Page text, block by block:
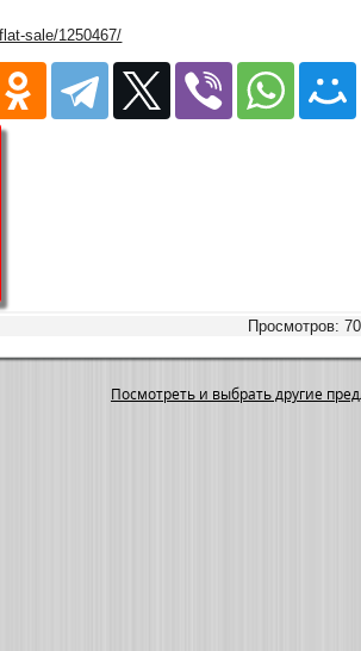
sale/1250467/
Просмотров: 70
Посмотреть и выбрать другие